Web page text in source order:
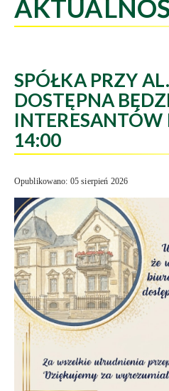
SPÓŁKA PRZY
DOSTĘPNA
14:00
Opublikowano: 05 sierpień 2026